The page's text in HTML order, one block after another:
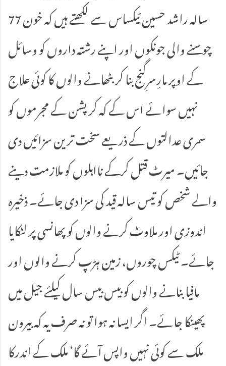
77 سالہ راشد حسین ٹیکساس سے لکھتے ہیں کہ خون
چوسنے والی جونکوں اور اپنے رشتہ داروں کو وسائل
کے اوپر مارِسرِگنج بنا کر بٹھانے والوں کا کوئی علاج
نہیں سوائے اس کے کہ کرپشن کے مجرموں کو
سمری عدالتوں کے ذریعے سخت ترین سزائیں دی
جائیں۔ میرٹ قتل کرکے نااہلوں کو ملازمت دینے
والے شخص کو تیس سالہ قید کی سزا دی جائے۔ ذخیرہ
اندوزی اور ملاوٹ کرنے والوں کو پھانسی پر لٹکایا
جائے۔ ٹیکس چوروں، زمین ہڑپ کرنے والوں اور
مافیا بنانے والوں کو بیس بیس سال کیلئے جیل میں
پھینکا جائے۔ اگر ایسا نہ ہوا تو نہ صرف یہ کہ بیرون
ملک سے کوئی نہیں واپس آئے گا‘ ملک کے اندرکا